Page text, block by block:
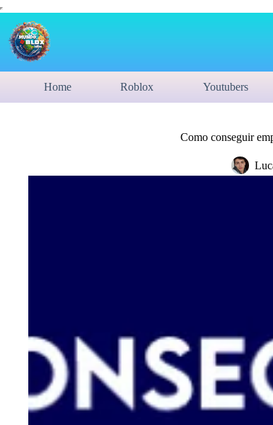
Home Roblox Youtubers
Como conseguir